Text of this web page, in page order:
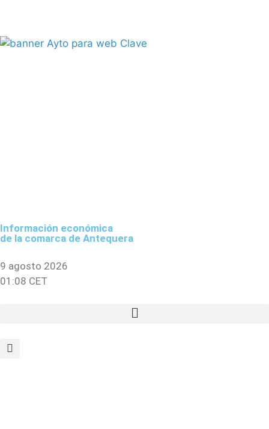
Información económica
de la comarca de Antequera
9 agosto 2026
01:08 CET